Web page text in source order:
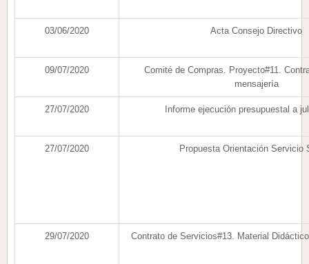
03/06/2020 Acta Consejo Directivo
09/07/2020
Comité de Compras. Proyecto#11.
mensajería
27/07/2020 Informe ejecución presupuestal a
27/07/2020 Propuesta Orientación Servicio
29/07/2020 Contrato de Servicios#13. Material